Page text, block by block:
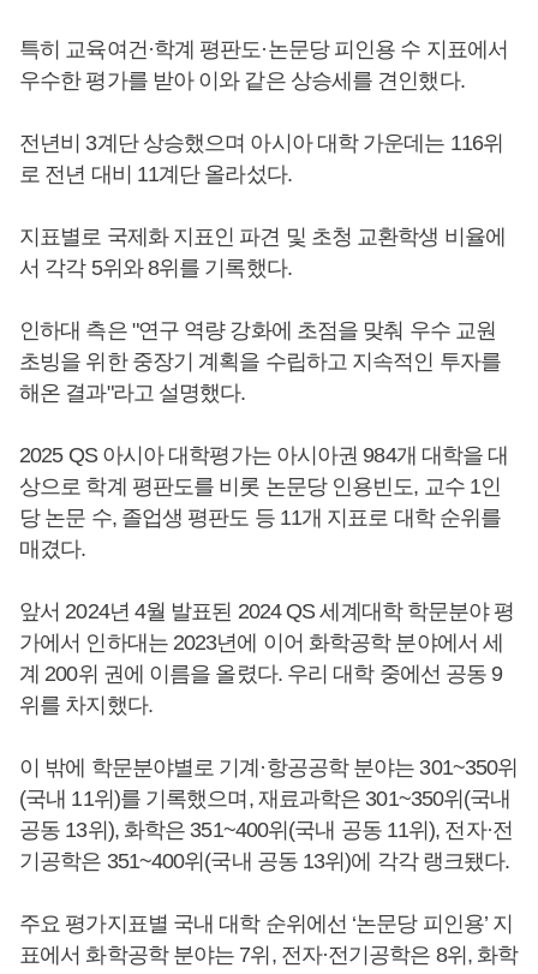
특히 교육여건·학계 평판도·논문당 피인용 수 지표에서
우수한 평가를 받아 이와 같은 상승세를 견인했다.
전년비 3계단 상승했으며 아시아 대학 가운데는 116위
로 전년 대비 11계단 올라섰다.
지표별로 국제화 지표인 파견 및 초청 교환학생 비율에
서 각각 5위와 8위를 기록했다.
인하대 측은 "연구 역량 강화에 초점을 맞춰 우수 교원
초빙을 위한 중장기 계획을 수립하고 지속적인 투자를
해온 결과"라고 설명했다.
2025 QS 아시아 대학평가는 아시아권 984개 대학을 대
상으로 학계 평판도를 비롯 논문당 인용빈도, 교수 1인
당 논문 수, 졸업생 평판도 등 11개 지표로 대학 순위를
매겼다.
앞서 2024년 4월 발표된 2024 QS 세계대학 학문분야 평
가에서 인하대는 2023년에 이어 화학공학 분야에서 세
계 200위 권에 이름을 올렸다. 우리 대학 중에선 공동 9
위를 차지했다.
이 밖에 학문분야별로 기계·항공공학 분야는 301~350위
(국내 11위)를 기록했으며, 재료과학은 301~350위(국내
공동 13위), 화학은 351~400위(국내 공동 11위), 전자·전
기공학은 351~400위(국내 공동 13위)에 각각 랭크됐다.
주요 평가지표별 국내 대학 순위에선 ‘논문당 피인용’ 지
표에서 화학공학 분야는 7위, 전자·전기공학은 8위, 화학